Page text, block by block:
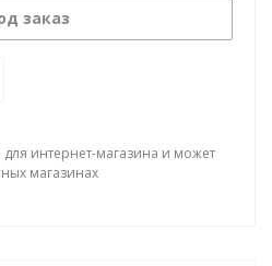
заказ
для интернет-магазина и может
магазинах